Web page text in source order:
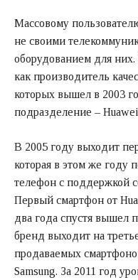
Массовому
не своими
оборудованием для них.
как производитель
которых вышел в 2003
подразделение –
В 2005 году выходит
которая в этом же году
телефон с поддержкой
Первый смартфон от
два года спустя вышел
бренд выходит на
продаваемых
Samsung. За 2011 год